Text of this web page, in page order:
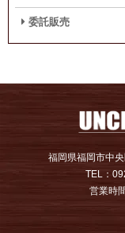
委託販売
福岡県福岡市中
TEL：
営業時